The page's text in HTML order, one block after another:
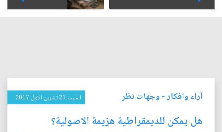
آراء وافكار-وجهات نظر السبت 21 تشرين الاول 2017
هل يمكن للديمقراطية هزيمة الاصولية؟